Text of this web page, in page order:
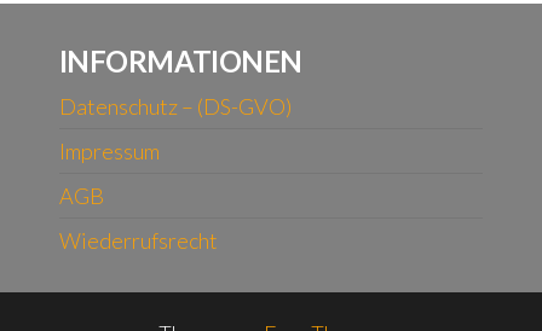
INFORMATIONEN
Datenschutz – (DS-GVO)
Impressum
AGB
Wiederrufsrecht